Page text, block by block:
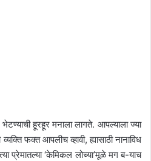
हूरहूर मनाला लागते. आपल्याला ज्या
फक्त आपलीच व्हावी, ह्यासाठी नानाविध
प्रेमातल्या ‘केमिकल लोच्या’मूळे मग ब-याच